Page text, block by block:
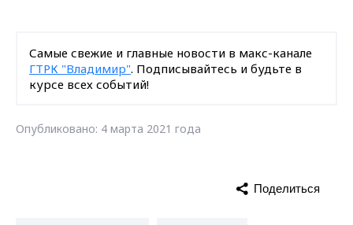
Самые свежие и главные новости в макс-канале
ГТРК "Владимир". Подписывайтесь и будьте в
курсе всех событий!
Опубликовано: 4 марта 2021 года
Поделиться